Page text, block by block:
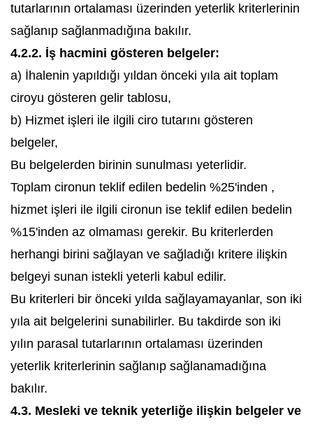
tutarlarının ortalaması üzerinden yeterlik kriterlerinin
sağlanıp sağlanmadığına bakılır.
4.2.2. İş hacmini gösteren belgeler:
a) İhalenin yapıldığı yıldan önceki yıla ait toplam
ciroyu gösteren gelir tablosu,
b) Hizmet işleri ile ilgili ciro tutarını gösteren
belgeler,
Bu belgelerden birinin sunulması yeterlidir.
Toplam cironun teklif edilen bedelin %25'inden ,
hizmet işleri ile ilgili cironun ise teklif edilen bedelin
%15'inden az olmaması gerekir. Bu kriterlerden
herhangi birini sağlayan ve sağladığı kritere ilişkin
belgeyi sunan istekli yeterli kabul edilir.
Bu kriterleri bir önceki yılda sağlayamayanlar, son iki
yıla ait belgelerini sunabilirler. Bu takdirde son iki
yılın parasal tutarlarının ortalaması üzerinden
yeterlik kriterlerinin sağlanıp sağlanamadığına
bakılır.
4.3. Mesleki ve teknik yeterliğe ilişkin belgeler ve